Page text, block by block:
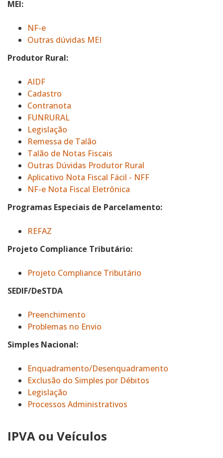
MEI:
NF-e
Outras dúvidas MEI
Produtor Rural:
AIDF
Cadastro
Contranota
FUNRURAL
Legislação
Remessa de Talão
Talão de Notas Fiscais
Outras Dúvidas Produtor Rural
Aplicativo Nota Fiscal Fácil - NFF
NF-e Nota Fiscal Eletrônica
Programas Especiais de Parcelamento:
REFAZ
Projeto Compliance Tributário:
Projeto Compliance Tributário
SEDIF/DeSTDA
Preenchimento
Problemas no Envio
Simples Nacional:
Enquadramento/Desenquadramento
Exclusão do Simples por Débitos
Legislação
Processos Administrativos
IPVA ou Veículos